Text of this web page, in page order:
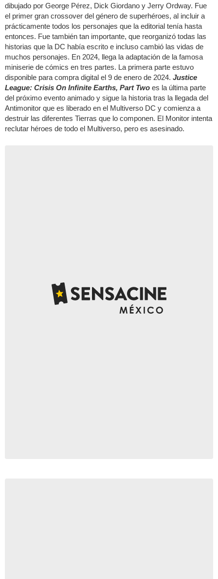
dibujado por George Pérez, Dick Giordano y Jerry Ordway. Fue
el primer gran crossover del género de superhéroes, al incluir a
prácticamente todos los personajes que la editorial tenía hasta
entonces. Fue también tan importante, que reorganizó todas las
historias que la DC había escrito e incluso cambió las vidas de
muchos personajes. En 2024, llega la adaptación de la famosa
miniserie de cómics en tres partes. La primera parte estuvo
disponible para compra digital el 9 de enero de 2024. Justice
League: Crisis On Infinite Earths, Part Two es la última parte
del próximo evento animado y sigue la historia tras la llegada del
Antimonitor que es liberado en el Multiverso DC y comienza a
destruir las diferentes Tierras que lo componen. El Monitor intenta
reclutar héroes de todo el Multiverso, pero es asesinado.